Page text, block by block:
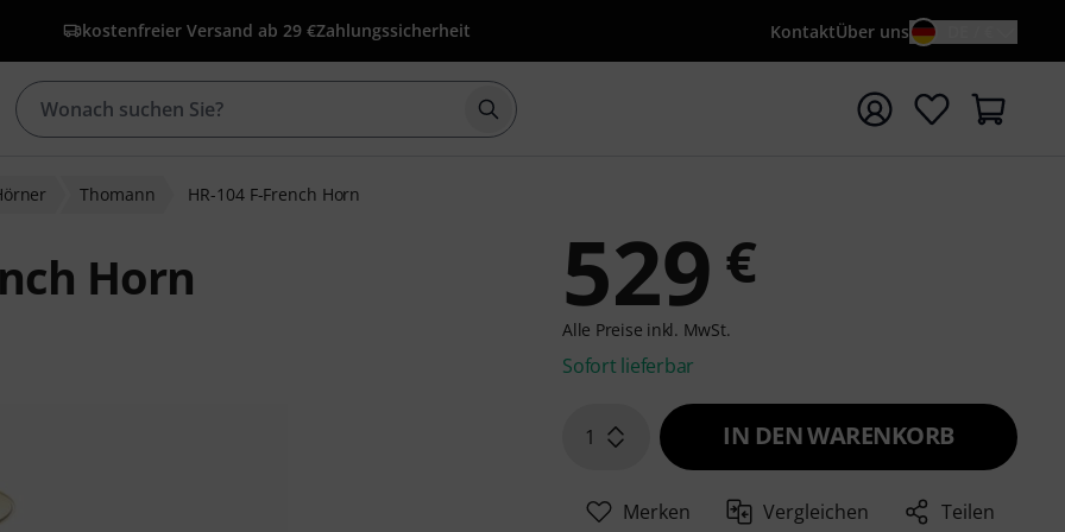
kostenfreier Versand ab 29 €Zahlungssicherheit KontaktÜber uns
Suche mit Suchwort {searchTerm} starten
Thomann HR-104 F-French Horn
Horn 529 €
Alle Preise inkl. MwSt.
Sofort lieferbar
1 IN DEN WARENKORB
Merken Vergleichen Teilen